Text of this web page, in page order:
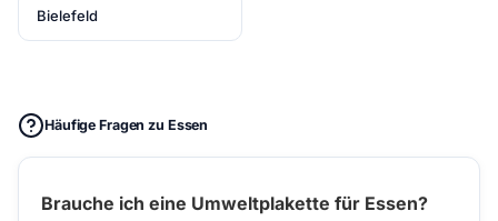
Bielefeld
Häufige Fragen zu Essen
Brauche ich eine Umweltplakette für Essen?